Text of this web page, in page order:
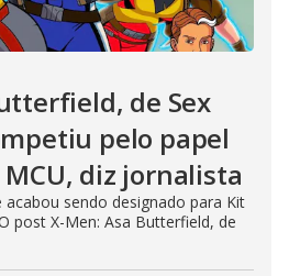
de Sex
pelo papel
diz jornalista
acabou sendo designado para Kit
post X-Men: Asa Butterfield, de